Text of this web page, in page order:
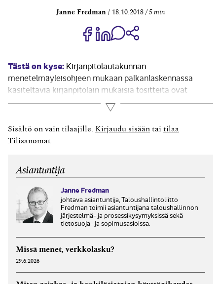
Janne Fredman 18.10.2018 5 min
Jaa Share on Facebook
Jaa Share on LinkedIn
Jaa WhatsApp-viestinä
Tästä on kyse: Kirjanpitolautakunnan
menetelmäyleisohjeen mukaan palkanlaskennassa
käsiteltäviä kirjanpitolain mukaisia tositteita ovat
esimerkiksi: palkkalaskelmat ja palkkojen yhdistelmät
lomapalkkavelkalaskelmat ulosoton- ja Ay-
jäsenmaksujen tilityksen todentavat tositteet
lääkärintodistukset tai –lausunnot, jos ne todentavat
lääkärinpalkkion. Kirjanpitolain terminologian...
Lue lisää
Sisältö on vain tilaajille. Kirjaudu sisään tai tilaa
Tilisanomat
Asiantuntija
Janne Fredman
johtava asiantuntija, Taloushallintoliitto
Fredman toimii asiantuntijana taloushallinnon
järjestelmä- ja prosessikysymyksissä sekä
tietosuoja- ja sopimusasioissa.
Missä menet, verkkolasku?
29.6.2026